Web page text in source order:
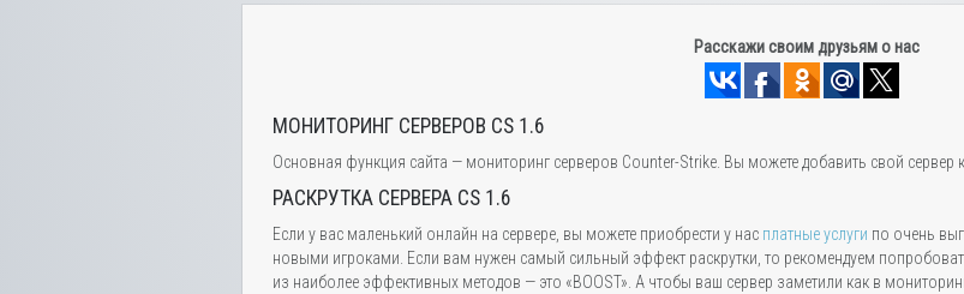
Расскажи своим друзьям о нас
МОНИТОРИНГ СЕРВЕРОВ CS 1.6
Основная функция сайта — мониторинг серверов Counter-Strike. Вы можете добавить свой сервер
РАСКРУТКА СЕРВЕРА CS 1.6
Если у вас маленький онлайн на сервере, вы можете приобрести у нас платные услуги по очень
новыми игроками. Если вам нужен самый сильный эффект раскрутки, то рекомендуем
из наиболее эффективных методов — это «BOOST». А чтобы ваш сервер заметили как в